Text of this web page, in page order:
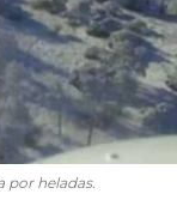
por heladas.